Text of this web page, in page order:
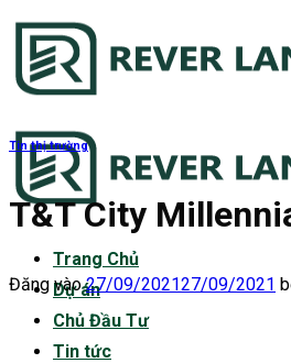
Bỏ
nội
Trang Chủ
Dự án
Chủ Đầu Tư
Tin tức
Tin thị trường
T&T City
Đăng vào27/09/202127/09/2021